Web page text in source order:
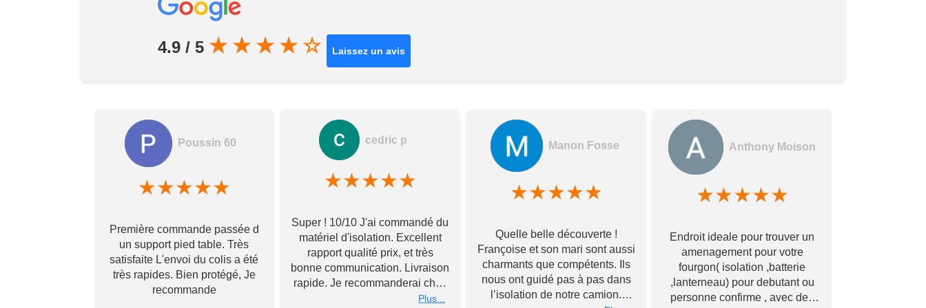
4.9 / 5 ★ ★ ★ ★ ☆ Laissez un avis
Poussin 60
★★★★★
Première commande passée d
un support pied table. Très
satisfaite L'envoi du colis a été
très rapides. Bien protégé, Je
recommande
cedric p
★★★★★
Super ! 10/10 J'ai commandé du
matériel d'isolation. Excellent
rapport qualité prix, et très
bonne communication. Livraison
rapide. Je recommanderai chez
Toupourvan ! Merci bcpPlus...
Manon Fosse
★★★★★
Quelle belle découverte !
Françoise et son mari sont aussi
charmants que compétents. Ils
nous ont guidé pas à pas dans
l’isolation de notre camion.
Anthony Moison
★★★★★
Endroit ideale pour trouver un
amenagement pour votre
fourgon( isolation ,batterie
,lanterneau) pour debutant ou
personne confirme , avec des